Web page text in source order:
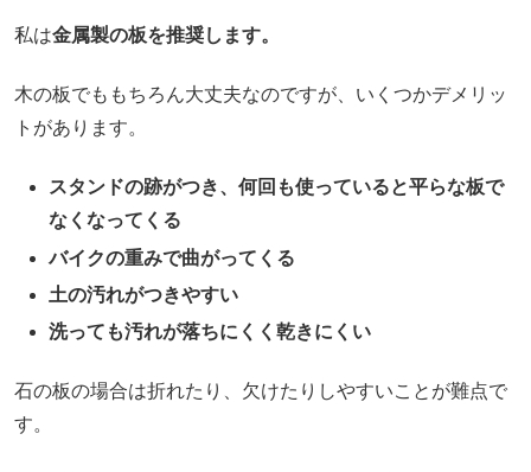
私は金属製の板を推奨します。
木の板でももちろん大丈夫なのですが、いくつかデメリッ
トがあります。
スタンドの跡がつき、何回も使っていると平らな板で
なくなってくる
バイクの重みで曲がってくる
土の汚れがつきやすい
洗っても汚れが落ちにくく乾きにくい
石の板の場合は折れたり、欠けたりしやすいことが難点で
す。